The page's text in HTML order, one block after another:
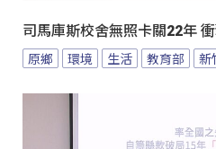
司馬庫斯校舍無照卡關22年
原鄉 環境 生活 教育部 新